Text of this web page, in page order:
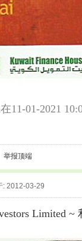
11-01-2021
举报顶端
: 2012-03-29
Limited ~